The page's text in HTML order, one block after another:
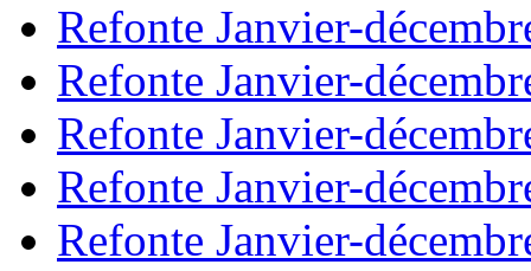
Refonte Janvier-
Refonte Janvier-
Refonte Janvier-
Refonte Janvier-
Refonte Janvier-